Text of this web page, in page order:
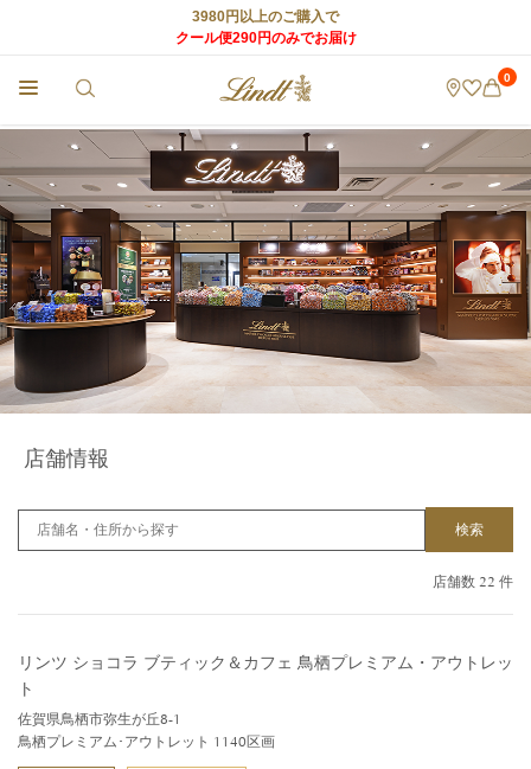
3980円以上のご購入で
クール便290円のみでお届け
0
店舗情報
検索
店舗数 22 件
リンツ ショコラ ブティック＆カフェ 鳥栖プレミアム・アウトレッ
ト
佐賀県鳥栖市弥生が丘8-1
鳥栖プレミアム･アウトレット 1140区画